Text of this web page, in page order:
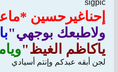
sigpic
إحناغيرحسين
ولاطبعك بوجهي"
ياكاظم الغيظ"
لجن أبقه عبدكم وإنتم أسيادي